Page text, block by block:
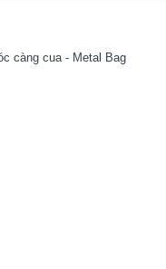
càng cua - Metal Bag